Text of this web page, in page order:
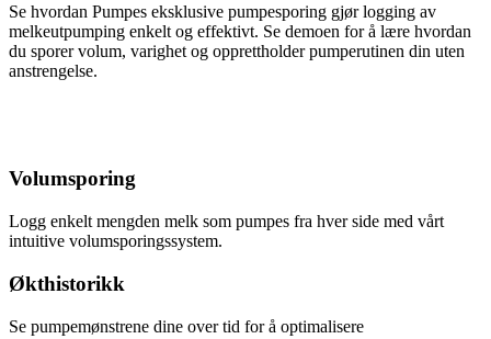
Se hvordan Pumpes eksklusive pumpesporing gjør logging av
melkeutpumping enkelt og effektivt. Se demoen for å lære hvordan
du sporer volum, varighet og opprettholder pumperutinen din uten
anstrengelse.
Volumsporing
Logg enkelt mengden melk som pumpes fra hver side med vårt
intuitive volumsporingssystem.
Økthistorikk
Se pumpemønstrene dine over tid for å optimalisere